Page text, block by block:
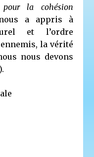
la cohésion
a appris à
et l’ordre
la vérité
nous devons